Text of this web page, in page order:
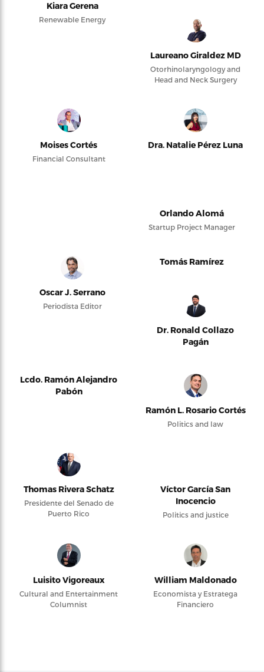
Kiara Gerena
Renewable Energy
Laureano Giraldez MD
Otorhinolaryngology and
Head and Neck Surgery
Moises Cortés
Financial Consultant
Dra. Natalie Pérez Luna
Orlando Alomá
Startup Project Manager
Oscar J. Serrano
Periodista Editor
Tomás Ramírez
Dr. Ronald Collazo
Pagán
Lcdo. Ramón Alejandro
Pabón
Ramón L. Rosario Cortés
Politics and law
Thomas Rivera Schatz
Presidente del Senado de
Puerto Rico
Víctor García San
Inocencio
Politics and justice
Luisito Vigoreaux
Cultural and Entertainment
Columnist
William Maldonado
Economista y Estratega
Financiero